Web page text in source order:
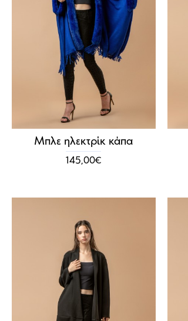
Μπλε ηλεκτρίκ κάπα
145,00€